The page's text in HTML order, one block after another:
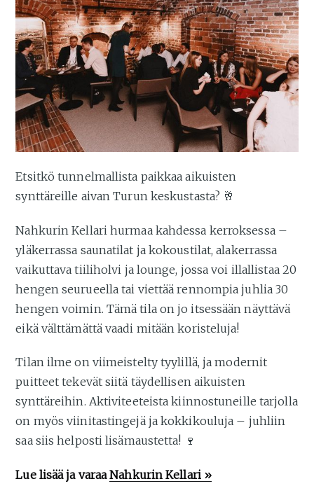
Etsitkö tunnelmallista paikkaa aikuisten
synttäreille aivan Turun keskustasta? 🥂
Nahkurin Kellari hurmaa kahdessa kerroksessa –
yläkerrassa saunatilat ja kokoustilat, alakerrassa
vaikuttava tiiliholvi ja lounge, jossa voi illallistaa 20
hengen seurueella tai viettää rennompia juhlia 30
hengen voimin. Tämä tila on jo itsessään näyttävä
eikä välttämättä vaadi mitään koristeluja!
Tilan ilme on viimeistelty tyylillä, ja modernit
puitteet tekevät siitä täydellisen aikuisten
synttäreihin. Aktiviteeteista kiinnostuneille tarjolla
on myös viinitastingejä ja kokkikouluja – juhliin
saa siis helposti lisämaustetta! 🍷
Lue lisää ja varaaNahkurin Kellari »